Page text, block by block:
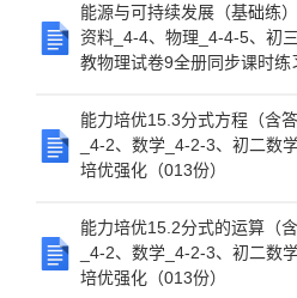
能源与可持续发展（基础练
资料_4-4、物理_4-4-5、初
教物理试卷9全册同步课时练
能力培优15.3分式方程（含
_4-2、数学_4-2-3、初二数
培优强化（013份）
能力培优15.2分式的运算（
_4-2、数学_4-2-3、初二数
培优强化（013份）